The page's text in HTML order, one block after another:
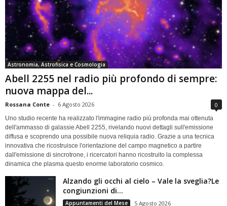
Astronomia, Astrofisica e Cosmologia
Abell 2255 nel radio più profondo di sempre:
nuova mappa del...
Rossana Conte - 6 Agosto 2026 0
Uno studio recente ha realizzato l'immagine radio più profonda mai ottenuta
dell'ammasso di galassie Abell 2255, rivelando nuovi dettagli sull'emissione
diffusa e scoprendo una possibile nuova reliquia radio. Grazie a una tecnica
innovativa che ricostruisce l'orientazione del campo magnetico a partire
dall'emissione di sincrotrone, i ricercatori hanno ricostruito la complessa
dinamica che plasma questo enorme laboratorio cosmico.
Alzando gli occhi al cielo – Vale la sveglia?Le
congiunzioni di...
Appuntamenti del Mese 5 Agosto 2026